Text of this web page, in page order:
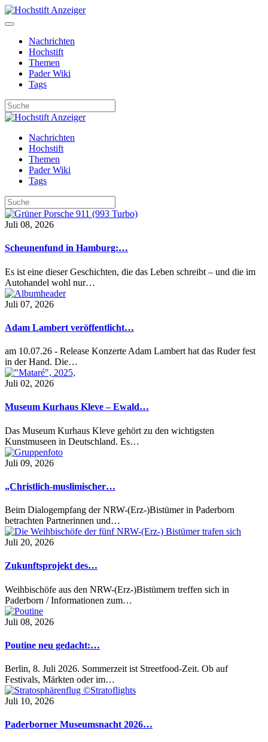
Nachrichten
Hochstift
Themen
Pader Wiki
Tags
Nachrichten
Hochstift
Themen
Pader Wiki
Tags
Juli 08, 2026
Scheunenfund in Hamburg:…
Es ist eine dieser Geschichten, die das Leben schreibt – und die im
Autohandel wohl nur…
Juli 07, 2026
Adam Lambert veröffentlicht…
am 10.07.26 - Release Konzerte Adam Lambert hat das Ruder fest
in der Hand. Die…
Juli 02, 2026
Museum Kurhaus Kleve – Ewald…
Das Museum Kurhaus Kleve gehört zu den wichtigsten
Kunstmuseen in Deutschland. Es…
Juli 09, 2026
„Christlich-muslimischer…
Beim Dialogempfang der NRW-(Erz-)Bistümer in Paderborn
betrachten Partnerinnen und…
Juli 20, 2026
Zukunftsprojekt des…
Weihbischöfe aus den NRW-(Erz-)Bistümern treffen sich in
Paderborn / Informationen zum…
Juli 08, 2026
Poutine neu gedacht:…
Berlin, 8. Juli 2026. Sommerzeit ist Streetfood-Zeit. Ob auf
Festivals, Märkten oder im…
Juli 10, 2026
Paderborner Museumsnacht 2026…